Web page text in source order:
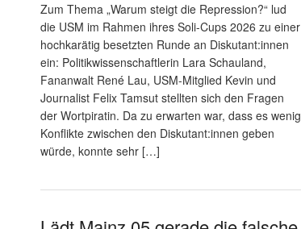
Zum Thema „Warum steigt die Repression?“ lud
die USM im Rahmen ihres Soli-Cups 2026 zu einer
hochkarätig besetzten Runde an Diskutant:innen
ein: Politikwissenschaftlerin Lara Schauland,
Fananwalt René Lau, USM-Mitglied Kevin und
Journalist Felix Tamsut stellten sich den Fragen
der Wortpiratin. Da zu erwarten war, dass es wenig
Konflikte zwischen den Diskutant:innen geben
würde, konnte sehr […]